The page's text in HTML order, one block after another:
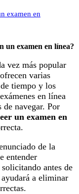
examen en
un examen en línea?
vez más popular
varias
tiempo y los
en línea
navegar. Por
un examen en
de la
entender
antes de
a eliminar